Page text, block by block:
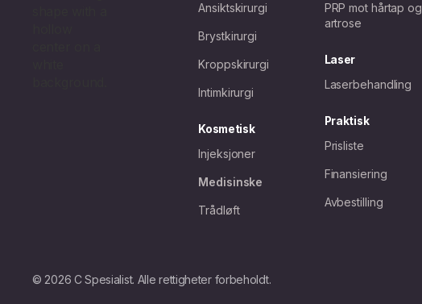
Ansiktskirurgi
Brystkirurgi
Kroppskirurgi
Intimkirurgi
Kosmetisk
Injeksjoner
Medisinske
Trådløft
PRP mot hårtap og
artrose
Laser
Laserbehandling
Praktisk
Prisliste
Finansiering
Avbestilling
© 2026 C Spesialist. Alle rettigheter forbeholdt.